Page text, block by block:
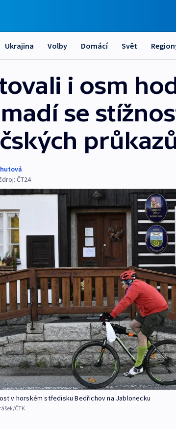
Ukrajina Volby Domácí Svět
i osm
se
ČT24
v horském středisku Bedřichov na Jablonecku
ČTK